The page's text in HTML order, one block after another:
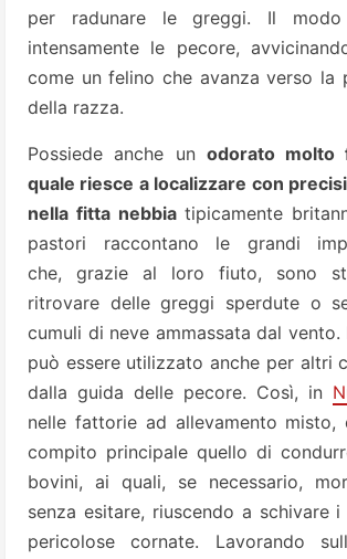
per radunare le greggi. Il
intensamente le pecore,
come un felino che avanza verso la
della razza.
Possiede anche un odorato molto
quale riesce a localizzare con
nella fitta nebbiatipicamente
pastori raccontano le grandi
che, grazie al loro fiuto, sono
ritrovare delle greggi sperdute o
cumuli di neve ammassata dal
può essere utilizzato anche per altri
dalla guida delle pecore. Così, in
nelle fattorie ad allevamento misto,
compito principale quello di
bovini, ai quali, se necessario,
senza esitare, riuscendo a schivare
pericolose cornate. Lavorando